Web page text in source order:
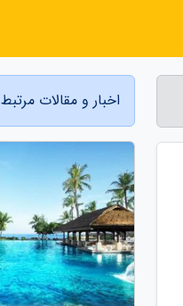
اخبار و مقالات مرتبط